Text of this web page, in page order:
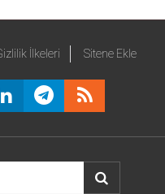
İlkeleri Sitene Ekle